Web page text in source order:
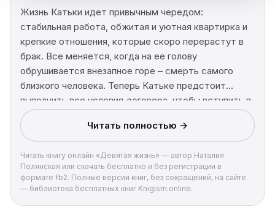
Жизнь Катьки идет привычным чередом:
стабильная работа, обжитая и уютная квартирка и
крепкие отношения, которые скоро перерастут в
брак. Все меняется, когда на ее голову
обрушивается внезапное горе – смерть самого
близкого человека. Теперь Катьке предстоит
выполнить все условия договора, чтобы вступить в
права наследства, не потерять себя и понять: какая
же она на самом деле – жизнь…
Читать полностью →
Читать книгу онлайн «Девятая жизнь» — автор Наталия
Полянская или скачать бесплатно и без регистрации в
формате fb2. Полные версии книг, без сокращений, на сайте
— библиотека бесплатных книг Knigism.online.